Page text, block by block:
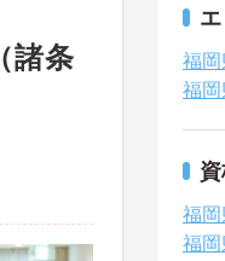
諸条
福岡
福岡
福岡
福岡